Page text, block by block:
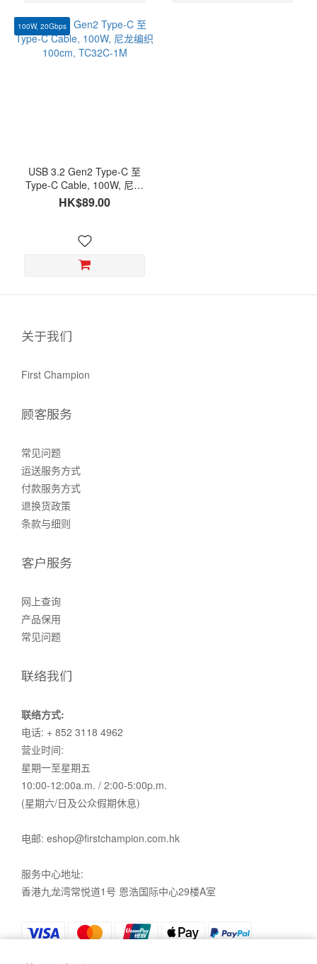
100W, 20Gbps
USB 3.2 Gen2 Type-C 至
Type-C Cable, 100W, 尼龙
编织 100cm, TC32C-1M
HK$89.00
关于我们
First Champion
顾客服务
常见问题
运送服务方式
付款服务方式
退换货政策
条款与细则
客户服务
网上查询
产品保用
常见问题
联络我们
联络方式:
电话: + 852 3118 4962
营业时间:
星期一至星期五
10:00-12:00a.m. / 2:00-5:00p.m.
(星期六/日及公众假期休息)
电邮: eshop@firstchampion.com.hk
服务中心地址:
香港九龙湾常悦道1号 恩浩国际中心29楼A室